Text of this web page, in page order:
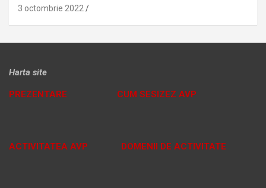
3 octombrie 2022
Harta site
PREZENTARE CUM SESIZEZ AVP
ACTIVITATEA AVP DOMENII DE ACTIVITATE